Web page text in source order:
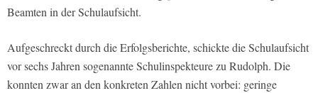
Beamten in der Schulaufsicht.
Aufgeschreckt durch die Erfolgsberichte, schickte die Schulaufsicht
vor sechs Jahren sogenannte Schulinspekteure zu Rudolph. Die
konnten zwar an den konkreten Zahlen nicht vorbei: geringe